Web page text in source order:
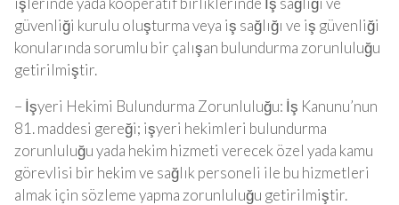
güvenliği kurulu oluşturma veya iş sağlığı ve iş güvenliği
konularında sorumlu bir çalışan bulundurma zorunluluğu
getirilmiştir.
– İşyeri Hekimi Bulundurma Zorunluluğu: İş Kanunu’nun
81. maddesi gereği; işyeri hekimleri bulundurma
zorunluluğu yada hekim hizmeti verecek özel yada kamu
görevlisi bir hekim ve sağlık personeli ile bu hizmetleri
almak için sözleme yapma zorunluluğu getirilmiştir.